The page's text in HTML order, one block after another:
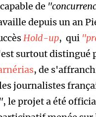
capable de
depuis un an
Hold-up, qui
surtout distingué
, de
journalistes
, le projet a été